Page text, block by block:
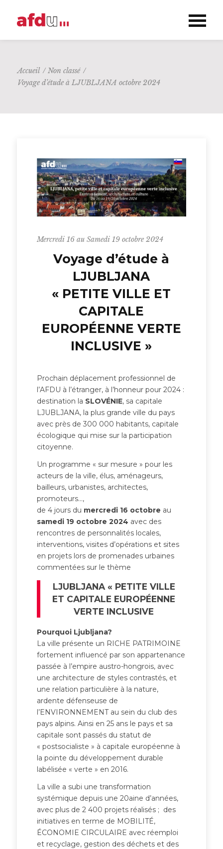
Accueil / Non classé /
Voyage d’étude à LJUBLJANA octobre 2024
Mercredi 16 au Samedi 19 octobre 2024
Voyage d’étude à
LJUBLJANA
« PETITE VILLE ET
CAPITALE
EUROPÉENNE VERTE
INCLUSIVE »
Prochain déplacement professionnel de
l’AFDU à l’étranger, à l’honneur pour 2024 :
destination la SLOVÉNIE, sa capitale
LJUBLJANA, la plus grande ville du pays
avec près de 300 000 habitants, capitale
écologique qui mise sur la participation
citoyenne.
Un programme « sur mesure » pour les
acteurs de la ville, élus, aménageurs,
bailleurs, urbanistes, architectes,
promoteurs…,
de 4 jours du mercredi 16 octobre au
samedi 19 octobre 2024 avec des
rencontres de personnalités locales,
interventions, visites d’opérations et sites
en projets lors de promenades urbaines
commentées sur le thème
LJUBLJANA « PETITE VILLE
ET CAPITALE EUROPÉENNE
VERTE INCLUSIVE
Pourquoi Ljubljana?
La ville présente un RICHE PATRIMOINE
fortement influencé par son appartenance
passée à l’empire austro-hongrois, avec
une architecture de styles contrastés, et
une relation particulière à la nature,
ardente défenseuse de
l’ENVIRONNEMENT au sein du club des
pays alpins. Ainsi en 25 ans le pays et sa
capitale sont passés du statut de
« postsocialiste » à capitale européenne à
la pointe du développement durable
labélisée « verte » en 2016.
La ville a subi une transformation
systémique depuis une 20aine d’années,
avec plus de 2 400 projets réalisés ; des
initiatives en terme de MOBILITÉ,
ÉCONOMIE CIRCULAIRE avec réemploi
et recyclage, gestion des déchets et des